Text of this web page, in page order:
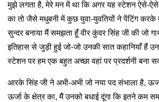
मुझे लगता है, मेरे मन में था कि अगर यह स्टेशन ऐसे-ऐसे
का तो जैसे मधुबनी में कुछ युवा-युवतियों ने पेंटिंग करके
सुन्दर बनाया मैं समझता हूँ वीर कुंवर सिंह जी की जो
इतिहास से जुड़ी हुई जो-जो उनकी सात कहानियाँ हैं
स्टेशन पर हम एक बहुत अच्छा वहां पर प्रदर्शनी बना
आरके सिंह जी ने अभी-अभी जो नया पद संभाला है,
ऊर्जा के क्षेत्र का, मैं उनको बधाई दूंगा कि इतने कम